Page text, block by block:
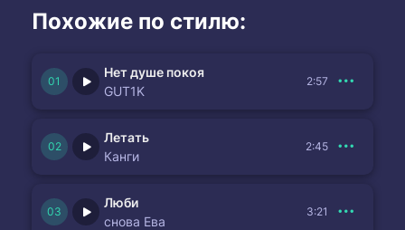
Похожие по стилю:
Нет душе покоя
GUT1K
2:57
Летать
Канги
2:45
Люби
снова Ева
3:21